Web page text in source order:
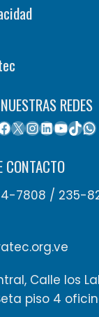
NUESTRAS REDES
CONTACTO
7808 / 235-
Calle los
piso 4